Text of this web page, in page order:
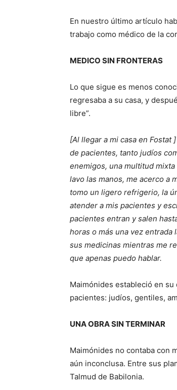
En nuestro último artículo
trabajo como médico de la
MEDICO SIN FRONTERAS
Lo que sigue es menos
regresaba a su casa, y
libre”.
[Al llegar a mi casa en
de pacientes, tanto judíos
enemigos, una multitud
lavo las manos, me acerco a
tomo un ligero refrigerio, la
atender a mis pacientes y
pacientes entran y salen
horas o más una vez
sus medicinas mientras me
que apenas puedo hablar.
Maimónides estableció en su
pacientes: judíos, gentiles,
UNA OBRA SIN TERMINAR
Maimónides no contaba con
aún inconclusa. Entre sus
Talmud de Babilonia.